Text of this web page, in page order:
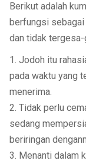
Berikut adalah
berfungsi sebagai
dan tidak
1. Jodoh itu
pada waktu yang
menerima.
2. Tidak perlu
sedang
beriringan
3. Menanti dalam